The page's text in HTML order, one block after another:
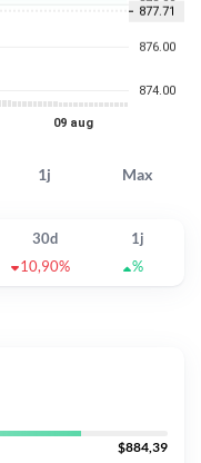
1j Max
30d
1j
10,90% %
$884,39